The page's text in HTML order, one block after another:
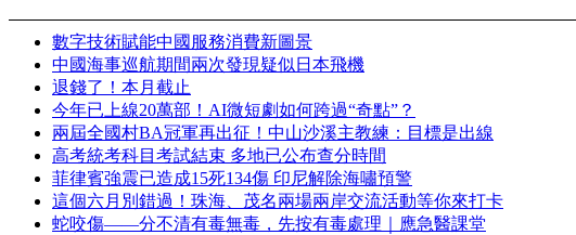
數字技術賦能中國服務消費新圖景
中國海事巡航期間兩次發現疑似日本飛機
退錢了！本月截止
今年已上線20萬部！AI微短劇如何跨過“奇點”？
兩屆全國村BA冠軍再出征！中山沙溪主教練：目標是出線
高考統考科目考試結束 多地已公布查分時間
菲律賓強震已造成15死134傷 印尼解除海嘯預警
這個六月別錯過！珠海、茂名兩場兩岸交流活動等你來打卡
蛇咬傷——分不清有毒無毒，先按有毒處理｜應急醫課堂